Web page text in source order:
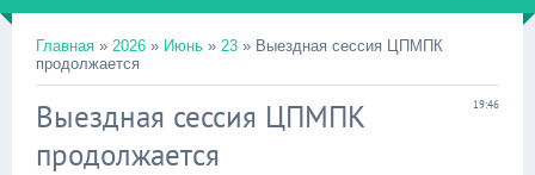
Главная » 2026 » Июнь » 23 » Выездная сессия ЦПМПК
продолжается
19:46
Выездная сессия ЦПМПК
продолжается